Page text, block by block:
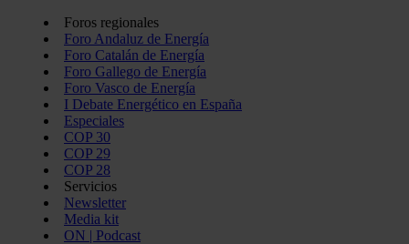
Foros regionales
Foro Andaluz de Energía
Foro Catalán de Energía
Foro Gallego de Energía
Foro Vasco de Energía
I Debate Energético en España
Especiales
COP 30
COP 29
COP 28
Servicios
Newsletter
Media kit
ON | Podcast